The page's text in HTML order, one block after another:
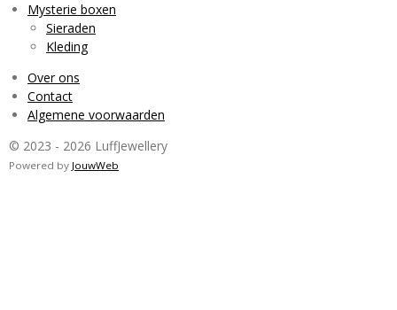
Mysterie boxen
Sieraden
Kleding
Over ons
Contact
Algemene voorwaarden
© 2023 - 2026 LuffJewellery
Powered by JouwWeb